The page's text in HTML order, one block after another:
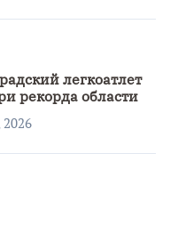
легкоатлет
рекорда области